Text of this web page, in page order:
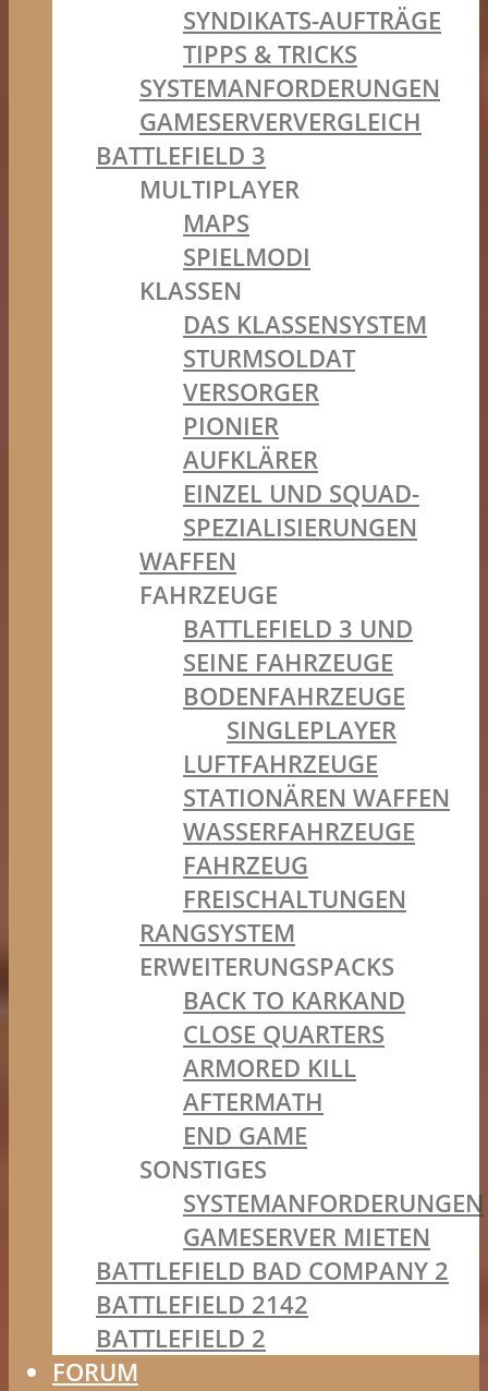
SYNDIKATS-AUFTRÄGE
TIPPS & TRICKS
SYSTEMANFORDERUNGEN
GAMESERVERVERGLEICH
BATTLEFIELD 3
MULTIPLAYER
MAPS
SPIELMODI
KLASSEN
DAS KLASSENSYSTEM
STURMSOLDAT
VERSORGER
PIONIER
AUFKLÄRER
EINZEL UND SQUAD-
SPEZIALISIERUNGEN
WAFFEN
FAHRZEUGE
BATTLEFIELD 3 UND
SEINE FAHRZEUGE
BODENFAHRZEUGE
SINGLEPLAYER
LUFTFAHRZEUGE
STATIONÄREN WAFFEN
WASSERFAHRZEUGE
FAHRZEUG
FREISCHALTUNGEN
RANGSYSTEM
ERWEITERUNGSPACKS
BACK TO KARKAND
CLOSE QUARTERS
ARMORED KILL
AFTERMATH
END GAME
SONSTIGES
SYSTEMANFORDERUNGEN
GAMESERVER MIETEN
BATTLEFIELD BAD COMPANY 2
BATTLEFIELD 2142
BATTLEFIELD 2
FORUM